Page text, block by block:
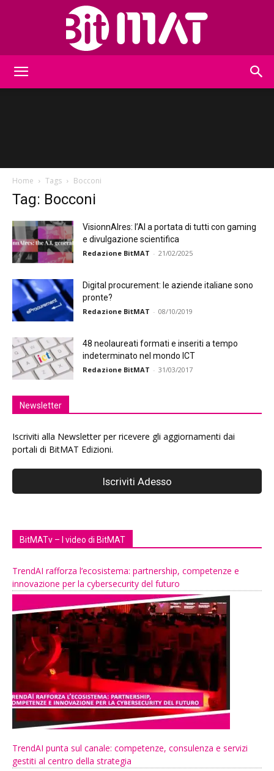
Home Tags Bocconi
Tag: Bocconi
VisionnAIres: l’AI a portata di tutti con gaming
e divulgazione scientifica
Redazione BitMAT - 21/02/2025
Digital procurement: le aziende italiane sono
pronte?
Redazione BitMAT - 08/10/2019
48 neolaureati formati e inseriti a tempo
indeterminato nel mondo ICT
Redazione BitMAT - 31/03/2017
Newsletter
Iscriviti alla Newsletter per ricevere gli aggiornamenti dai
portali di BitMAT Edizioni.
BitMATv – I video di BitMAT
TrendAI rafforza l’ecosistema: partnership, competenze e
innovazione per la cybersecurity del futuro
TrendAI punta sul canale: competenze, consulenza e servizi
gestiti al centro della strategia